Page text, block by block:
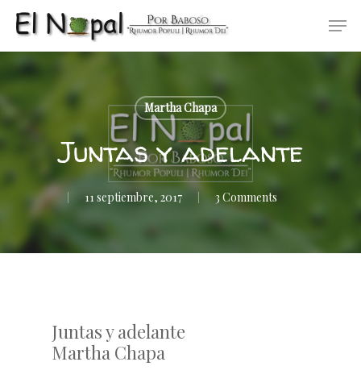
Skip
main
content
Martha Chapa
Juntas y adelante
11 septiembre, 2017 3 Comments
Juntas y adelante
Martha Chapa